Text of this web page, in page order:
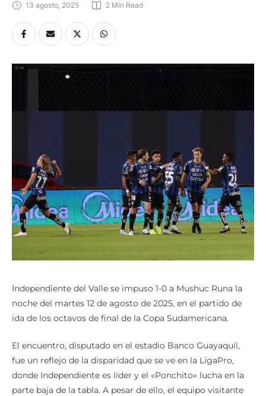
13 agosto, 2025 2 Min Read
Independiente del Valle se impuso 1-0 a Mushuc Runa la
noche del martes 12 de agosto de 2025, en el partido de
ida de los octavos de final de la Copa Sudamericana.
El encuentro, disputado en el estadio Banco Guayaquil,
fue un reflejo de la disparidad que se ve en la LigaPro,
donde Independiente es líder y el «Ponchito» lucha en la
parte baja de la tabla. A pesar de ello, el equipo visitante